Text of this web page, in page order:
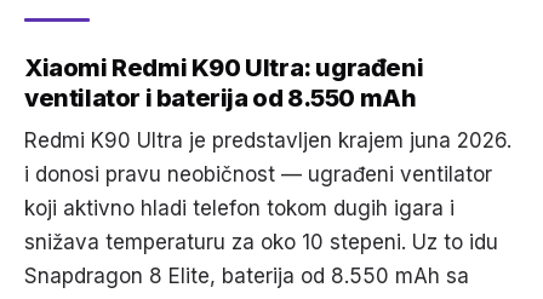
Xiaomi Redmi K90 Ultra: ugrađeni
ventilator i baterija od 8.550 mAh
Redmi K90 Ultra je predstavljen krajem juna 2026.
i donosi pravu neobičnost — ugrađeni ventilator
koji aktivno hladi telefon tokom dugih igara i
snižava temperaturu za oko 10 stepeni. Uz to idu
Snapdragon 8 Elite, baterija od 8.550 mAh sa